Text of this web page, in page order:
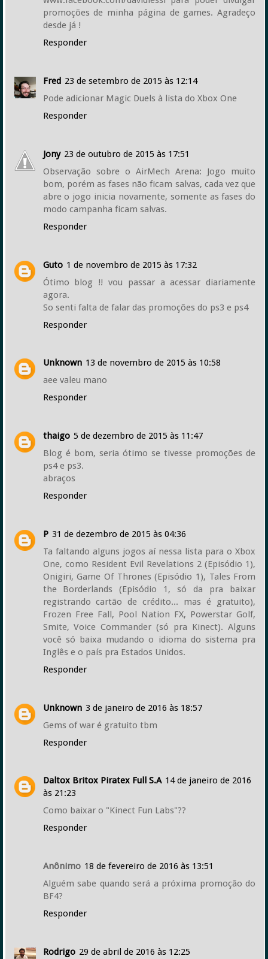
promoções de minha página de games. Agradeço
desde já !
Responder
Fred 23 de setembro de 2015 às 12:14
Pode adicionar Magic Duels à lista do Xbox One
Responder
Jony 23 de outubro de 2015 às 17:51
Observação sobre o AirMech Arena: Jogo muito
bom, porém as fases não ficam salvas, cada vez que
abre o jogo inicia novamente, somente as fases do
modo campanha ficam salvas.
Responder
Guto 1 de novembro de 2015 às 17:32
Ótimo blog !! vou passar a acessar diariamente
agora.
So senti falta de falar das promoções do ps3 e ps4
Responder
Unknown 13 de novembro de 2015 às 10:58
aee valeu mano
Responder
thaigo 5 de dezembro de 2015 às 11:47
Blog é bom, seria ótimo se tivesse promoções de
ps4 e ps3.
abraços
Responder
P 31 de dezembro de 2015 às 04:36
Ta faltando alguns jogos aí nessa lista para o Xbox
One, como Resident Evil Revelations 2 (Episódio 1),
Onigiri, Game Of Thrones (Episódio 1), Tales From
the Borderlands (Episódio 1, só da pra baixar
registrando cartão de crédito... mas é gratuito),
Frozen Free Fall, Pool Nation FX, Powerstar Golf,
Smite, Voice Commander (só pra Kinect). Alguns
você só baixa mudando o idioma do sistema pra
Inglês e o país pra Estados Unidos.
Responder
Unknown 3 de janeiro de 2016 às 18:57
Gems of war é gratuito tbm
Responder
Daltox Britox Piratex Full S.A 14 de janeiro de 2016
às 21:23
Como baixar o "Kinect Fun Labs"??
Responder
Anônimo 18 de fevereiro de 2016 às 13:51
Alguém sabe quando será a próxima promoção do
BF4?
Responder
Rodrigo 29 de abril de 2016 às 12:25